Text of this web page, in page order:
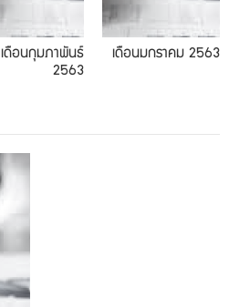
เดือนกุมภาพันธ์
2563
เดือนมกราคม 2563